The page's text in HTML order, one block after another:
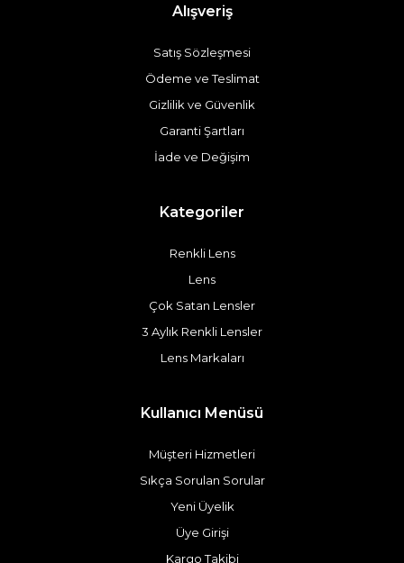
Alışveriş
Satış Sözleşmesi
Ödeme ve Teslimat
Gizlilik ve Güvenlik
Garanti Şartları
İade ve Değişim
Kategoriler
Renkli Lens
Lens
Çok Satan Lensler
3 Aylık Renkli Lensler
Lens Markaları
Kullanıcı Menüsü
Müşteri Hizmetleri
Sıkça Sorulan Sorular
Yeni Üyelik
Üye Girişi
Kargo Takibi